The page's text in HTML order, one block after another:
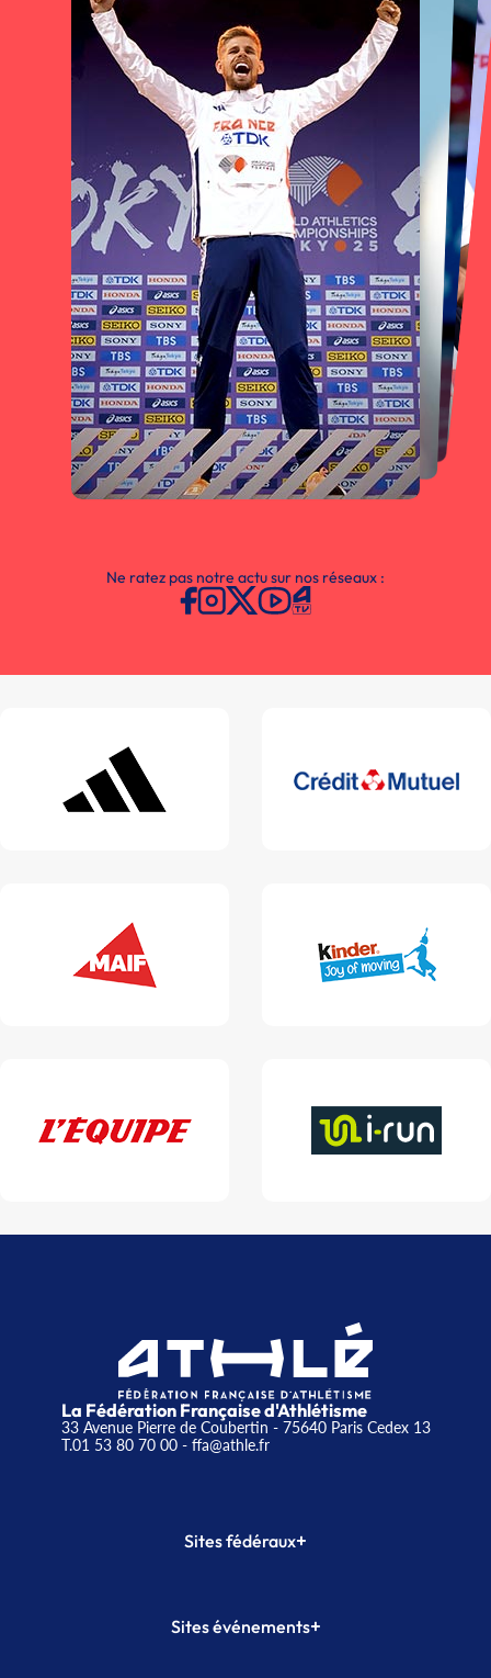
Ne ratez pas notre actu sur nos réseaux :
La Fédération Française d'Athlétisme
33 Avenue Pierre de Coubertin - 75640 Paris Cedex 13
T.01 53 80 70 00- ffa@athle.fr
Sites fédéraux+
Plateforme Formation
Sites événements+